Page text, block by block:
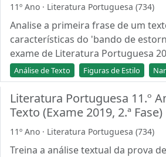
11º Ano · Literatura Portuguesa (734)
Analise a primeira frase de um
características do 'bando de
exame de Literatura Portuguesa
Análise de Texto Figuras de Estilo
Literatura Portuguesa 11.º
Texto (Exame 2019, 2.ª Fase)
11º Ano · Literatura Portuguesa (734)
Treina a análise textual da prova